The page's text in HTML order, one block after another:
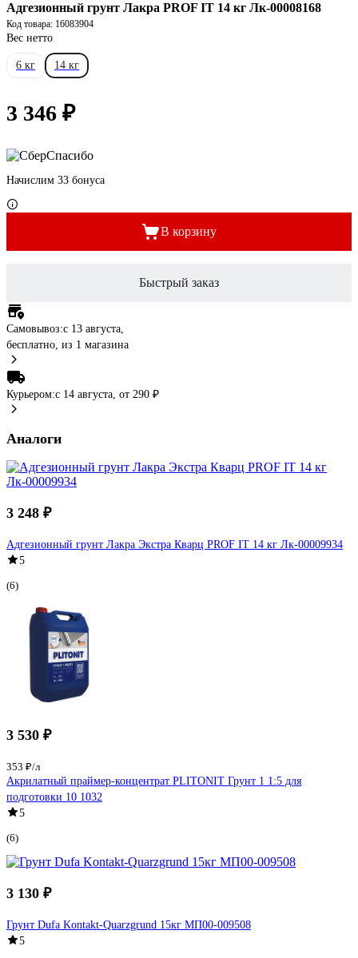
Адгезионный грунт Лакра PROF IT 14 кг Лк-00008168
Код товара: 16083904
Вес нетто
6 кг 14 кг
3 346 ₽
Начислим 33 бонуса
В корзину
Быстрый заказ
Самовывоз:c 13 августа,
бесплатно, из 1 магазина
Курьером:c 14 августа, от 290 ₽
Аналоги
3 248 ₽
Адгезионный грунт Лакра Экстра Кварц PROF IT 14 кг Лк-00009934
5
(6)
3 530 ₽
353 ₽/л
Акрилатный праймер-концентрат PLITONIT Грунт 1 1:5 для
подготовки 10 1032
5
(6)
3 130 ₽
Грунт Dufa Kontakt-Quarzgrund 15кг МП00-009508
5